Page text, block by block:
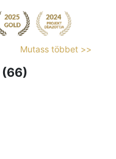
Mutass többet >>
(66)